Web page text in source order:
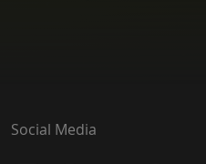
Social Media